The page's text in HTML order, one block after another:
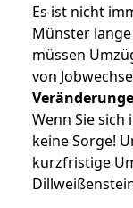
Es ist nicht
Münster
müssen
von
Wenn Sie
keine Sorge!
kurzfristige